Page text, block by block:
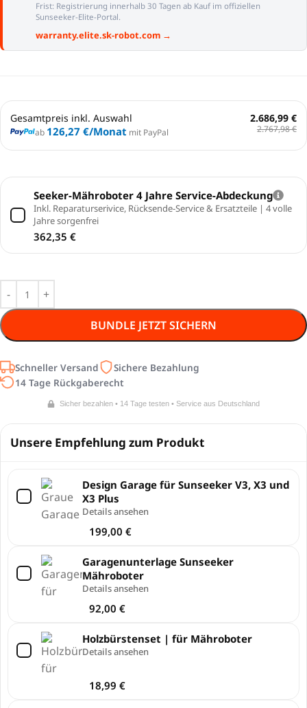
Frist: Registrierung innerhalb 30 Tagen ab Kauf im offiziellen
Sunseeker-Elite-Portal.
warranty.elite.sk-robot.com →
Gesamtpreis inkl. Auswahl
ab 126,27 €/Monat mit PayPal
2.686,99 €
2.767,98 €
Seeker-Mähroboter 4 Jahre Service-Abdeckung
Inkl. Reparaturserivice, Rücksende-Service & Ersatzteile | 4 volle
Jahre sorgenfrei
362,35 €
BUNDLE JETZT SICHERN
Schneller Versand
Sichere Bezahlung
14 Tage Rückgaberecht
Sicher bezahlen • 14 Tage testen • Service aus Deutschland
Unsere Empfehlung zum Produkt
Design Garage für Sunseeker V3, X3 und
X3 Plus
Details ansehen
199,00 €
Garagenunterlage Sunseeker
Mähroboter
Details ansehen
92,00 €
Holzbürstenset | für Mähroboter
Details ansehen
18,99 €